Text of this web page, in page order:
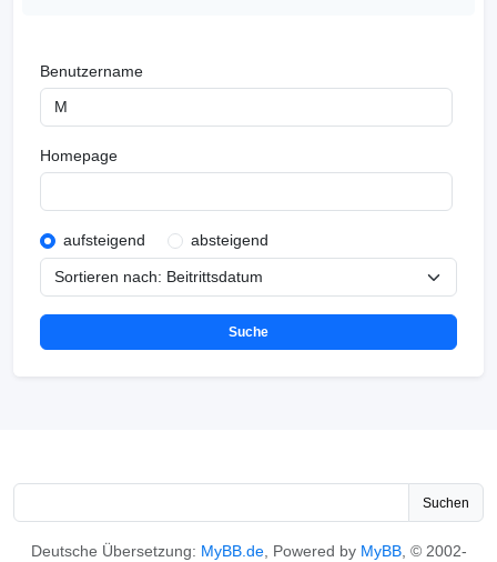
Benutzername
Homepage
aufsteigend absteigend
Suchen
Deutsche Übersetzung: MyBB.de, Powered by MyBB, © 2002-